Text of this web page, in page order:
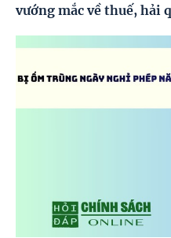
vướng mắc về thuế, hải